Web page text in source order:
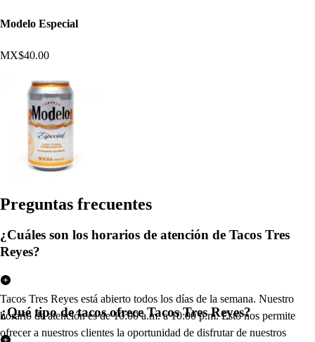
Modelo Especial
MX$40.00
Preguntas frecuentes
¿Cuáles son los horarios de atención de Tacos Tres
Reyes?
Tacos Tres Reyes está abierto todos los días de la semana. Nuestro
horario de atención es de 10:00 a.m. a 10:00 p.m. Esto nos permite
ofrecer a nuestros clientes la oportunidad de disfrutar de nuestros
¿Qué tipo de tacos ofrece Tacos Tres Reyes?